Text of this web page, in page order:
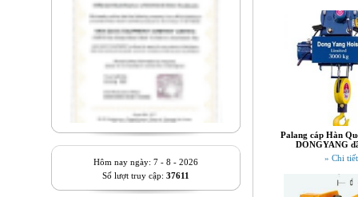
Hôm nay ngày: 7 - 8 - 2026
Số lượt truy cập: 37611
Palang cáp Hàn
DONGYANG
» Chi tiết